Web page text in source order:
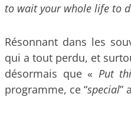
to wait your whole life to
Résonnant dans les
qui a tout perdu, et
désormais que « Put
programme, ce “special”